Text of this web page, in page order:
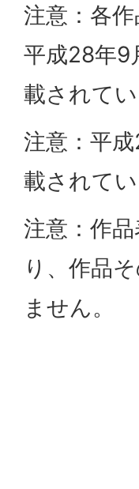
注意：各
平成28年9
載されてい
注意：平
載されて
注意：作
り、作品
ません。